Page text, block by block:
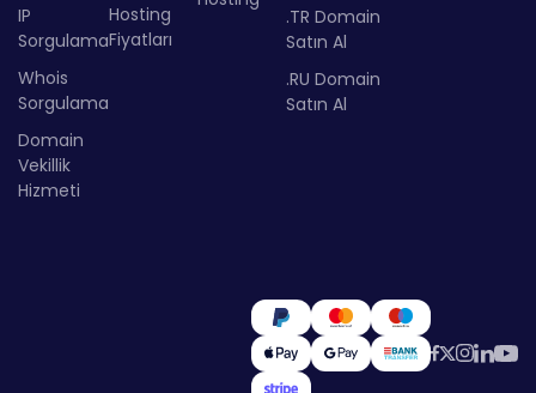
IP
Sorgulama
Whois
Sorgulama
Domain
Vekillik
Hizmeti
Hosting
Fiyatları
.TR Domain
Satın Al
.RU Domain
Satın Al